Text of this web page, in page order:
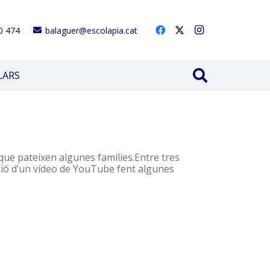
474 balaguer@escolapia.cat
pateixen algunes famílies.Entre tres
d’un vídeo de YouTube fent algunes